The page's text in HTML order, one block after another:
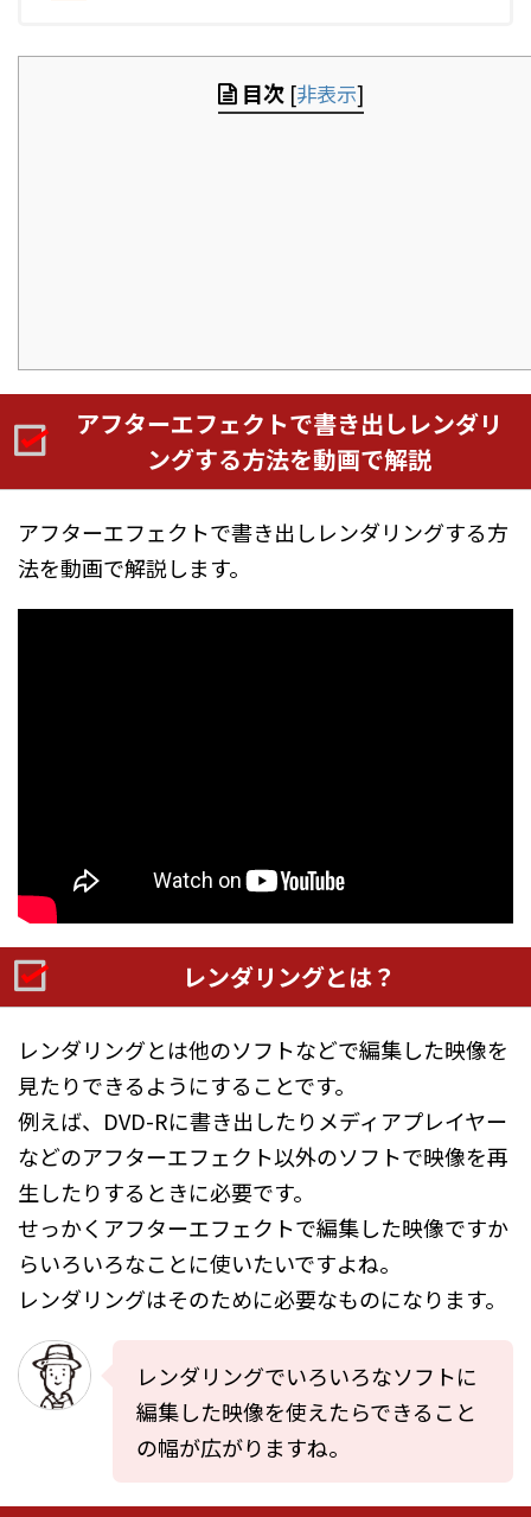
目次 [非表示]
アフターエフェクトで書き出しレンダリ
ングする方法を動画で解説
アフターエフェクトで書き出しレンダリングする方
法を動画で解説します。
レンダリングとは？
レンダリングとは他のソフトなどで編集した映像を
見たりできるようにすることです。
例えば、DVD-Rに書き出したりメディアプレイヤー
などのアフターエフェクト以外のソフトで映像を再
生したりするときに必要です。
せっかくアフターエフェクトで編集した映像ですか
らいろいろなことに使いたいですよね。
レンダリングはそのために必要なものになります。
レンダリングでいろいろなソフトに
編集した映像を使えたらできること
の幅が広がりますね。